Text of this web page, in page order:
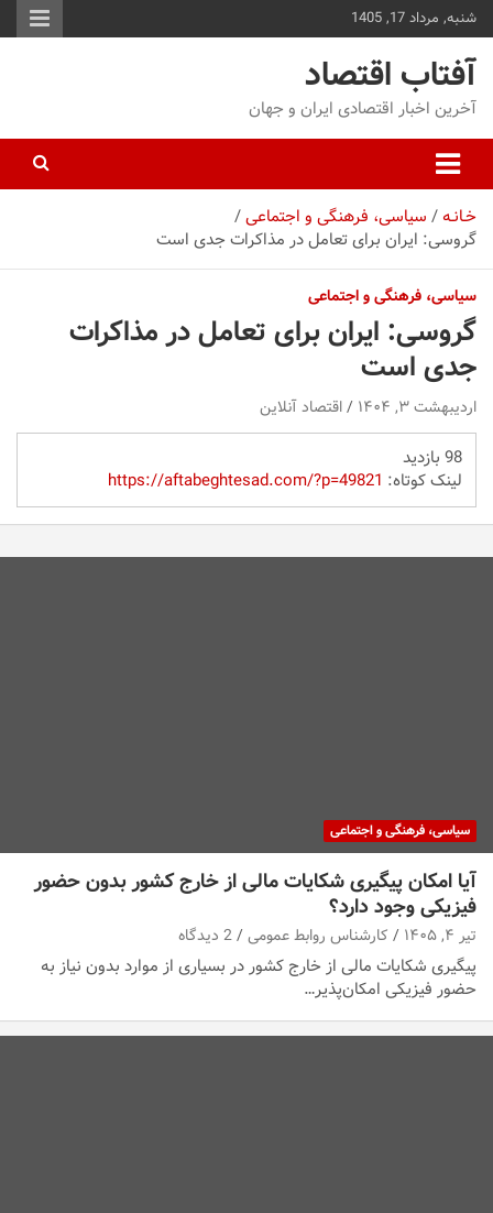
شنبه, مرداد 17, 1405
آفتاب اقتصاد
آخرین اخبار اقتصادی ایران و جهان
خـانـه سیاسی، فرهنگی و اجتماعی
گروسی: ایران برای تعامل در مذاکرات جدی است
سیاسی، فرهنگی و اجتماعی
گروسی: ایران برای تعامل در مذاکرات
جدی است
اردیبهشت ۳, ۱۴۰۴ اقتصاد آنلاین
98 بازدید
لینک کوتاه:https://aftabeghtesad.com/?p=49821
سیاسی، فرهنگی و اجتماعی
آیا امکان پیگیری شکایات مالی از خارج کشور بدون حضور
فیزیکی وجود دارد؟
تیر ۴, ۱۴۰۵ کارشناس روابط عمومی 2 دیدگاه
پیگیری شکایات مالی از خارج کشور در بسیاری از موارد بدون نیاز به
حضور فیزیکی امکان‌پذیر…